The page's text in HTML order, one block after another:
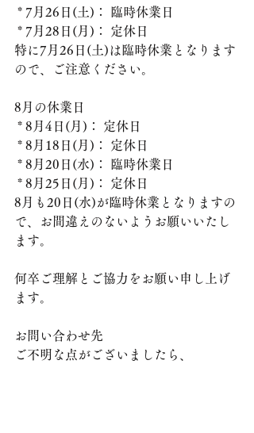
* 7月26日(土)： 臨時休業日
* 7月28日(月)： 定休日
特に7月26日(土)は臨時休業となります
ので、ご注意ください。
8月の休業日
* 8月4日(月)： 定休日
* 8月18日(月)： 定休日
* 8月20日(水)： 臨時休業日
* 8月25日(月)： 定休日
8月も20日(水)が臨時休業となりますの
で、お間違えのないようお願いいたし
ます。
何卒ご理解とご協力をお願い申し上げ
ます。
お問い合わせ先
ご不明な点がございましたら、